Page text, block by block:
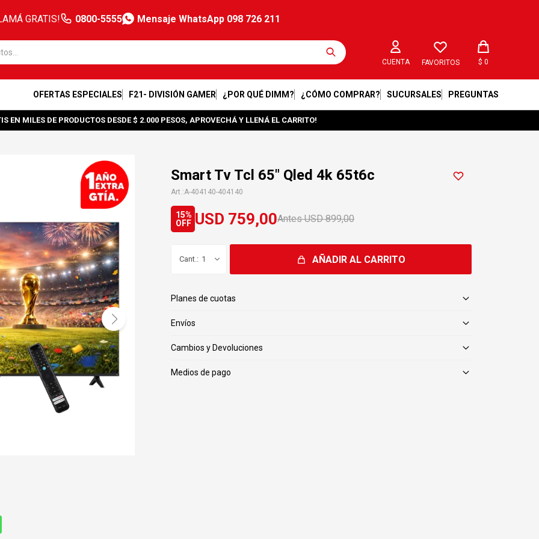
GRATIS! 0800-5555 Mensaje WhatsApp 098 726 211
OFERTAS ESPECIALES F21- DIVISIÓN GAMER ¿POR QUÉ DIMM? ¿CÓMO COMPRAR? SUCURSALES PREGUNTAS
FAVORITOS $ 0
EN MILES DE PRODUCTOS DESDE $ 2.000 PESOS, APROVECHÁ Y LLENÁ EL CARRITO!
Smart Tv Tcl 65" Qled 4k 65t6c
A-404140-404140
USD 759,00 USD 899,00
15
1 AÑADIR AL CARRITO
Planes de cuotas
Envíos
Cambios y Devoluciones
Medios de pago